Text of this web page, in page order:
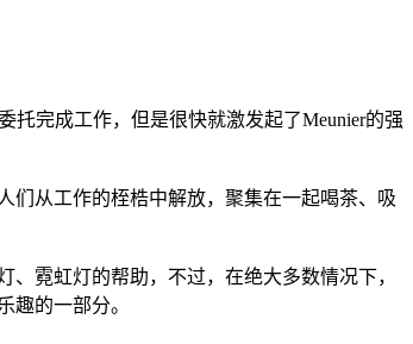
托完成工作，但是很快就激发起了Meunier的强
从工作的桎梏中解放，聚集在一起喝茶、吸
霓虹灯的帮助，不过，在绝大多数情况下，
趣的一部分。